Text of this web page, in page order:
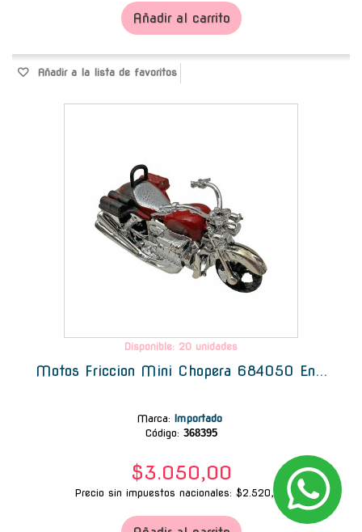
Añadir al carrito
Añadir a la lista de favoritos
Disponible: 20 unidades
Motos Friccion Mini Chopera 684050 En...
Marca: Importado
Código: 368395
$3.050,00
Precio sin impuestos nacionales: $2.520,66